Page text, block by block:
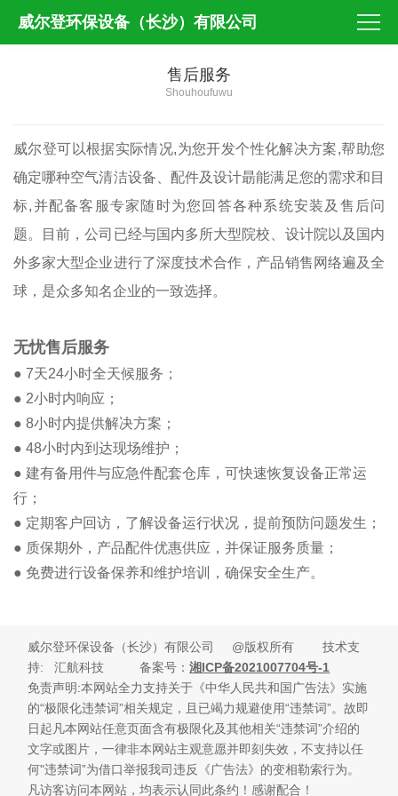
威尔登环保设备（长沙）有限公司
售后服务
Shouhoufuwu
威尔登可以根据实际情况,为您开发个性化解决方案,帮助您
确定哪种空气清洁设备、配件及设计朂能满足您的需求和目
标,并配备客服专家随时为您回答各种系统安装及售后问
题。目前，公司已经与国内多所大型院校、设计院以及国内
外多家大型企业进行了深度技术合作，产品销售网络遍及全
球，是众多知名企业的一致选择。
无忧售后服务
● 7天24小时全天候服务；
● 2小时内响应；
● 8小时内提供解决方案；
● 48小时内到达现场维护；
● 建有备用件与应急件配套仓库，可快速恢复设备正常运
行；
● 定期客户回访，了解设备运行状况，提前预防问题发生；
● 质保期外，产品配件优惠供应，并保证服务质量；
● 免费进行设备保养和维护培训，确保安全生产。
威尔登环保设备（长沙）有限公司 @版权所有 技术支
持: 汇航科技 备案号：湘ICP备2021007704号-1
免责声明:本网站全力支持关于《中华人民共和国广告法》实施
的“极限化违禁词”相关规定，且已竭力规避使用“违禁词”。故即
日起凡本网站任意页面含有极限化及其他相关“违禁词”介绍的
文字或图片，一律非本网站主观意愿并即刻失效，不支持以任
何"违禁词”为借口举报我司违反《广告法》的变相勒索行为。
凡访客访问本网站，均表示认同此条约！感谢配合！